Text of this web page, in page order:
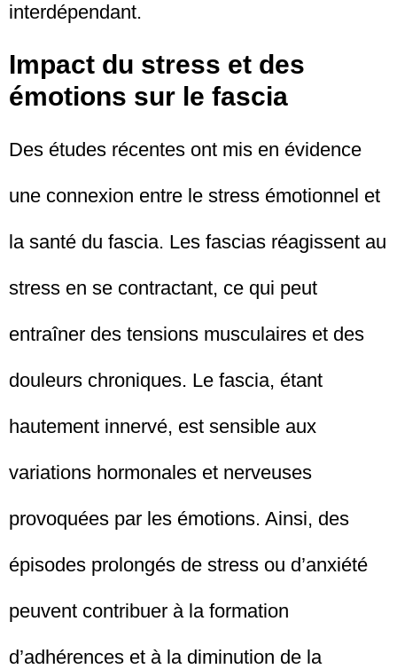
interdépendant.
Impact du stress et des
émotions sur le fascia
Des études récentes ont mis en évidence
une connexion entre le stress émotionnel et
la santé du fascia. Les fascias réagissent au
stress en se contractant, ce qui peut
entraîner des tensions musculaires et des
douleurs chroniques. Le fascia, étant
hautement innervé, est sensible aux
variations hormonales et nerveuses
provoquées par les émotions. Ainsi, des
épisodes prolongés de stress ou d’anxiété
peuvent contribuer à la formation
d’adhérences et à la diminution de la